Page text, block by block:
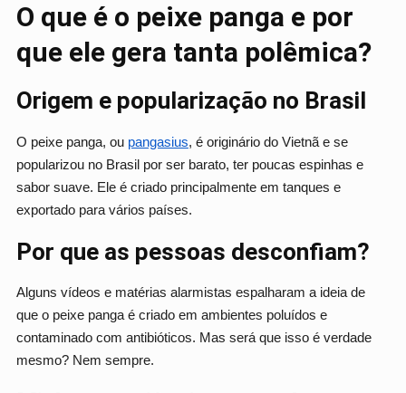
O que é o peixe panga e por
que ele gera tanta polêmica?
Origem e popularização no Brasil
O peixe panga, ou pangasius, é originário do Vietnã e se
popularizou no Brasil por ser barato, ter poucas espinhas e
sabor suave. Ele é criado principalmente em tanques e
exportado para vários países.
Por que as pessoas desconfiam?
Alguns vídeos e matérias alarmistas espalharam a ideia de
que o peixe panga é criado em ambientes poluídos e
contaminado com antibióticos. Mas será que isso é verdade
mesmo? Nem sempre.